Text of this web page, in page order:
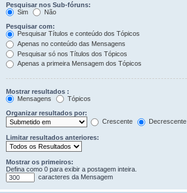
Pesquisar nos Sub-fóruns:
Sim
Não
Pesquisar com:
Pesquisar Títulos e conteúdo dos Tópicos
Apenas no conteúdo das Mensagens
Pesquisar só nos Títulos dos Tópicos
Apenas a primeira Mensagem dos Tópicos
Mostrar resultados :
Mensagens
Tópicos
Organizar resultados por:
Crescente
Decrescente
Limitar resultados anteriores:
Mostrar os primeiros:
Defina como 0 para exibir a postagem inteira.
caracteres da Mensagem